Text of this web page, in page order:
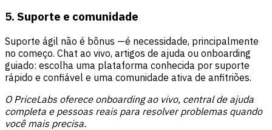
5. Suporte e comunidade
Suporte ágil não é bônus —é necessidade, principalmente
no começo. Chat ao vivo, artigos de ajuda ou onboarding
guiado: escolha uma plataforma conhecida por suporte
rápido e confiável e uma comunidade ativa de anfitriões.
O PriceLabs oferece onboarding ao vivo, central de ajuda
completa e pessoas reais para resolver problemas quando
você mais precisa.